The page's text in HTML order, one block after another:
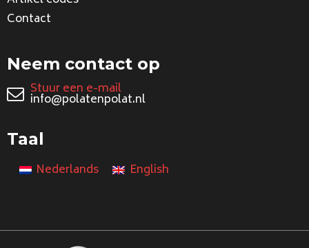
Contact
Neem contact op
Stuur een e-mail
info@polatenpolat.nl
Taal
Nederlands English